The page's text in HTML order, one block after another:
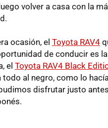
volver a casa con la
ocasión, el Toyota RAV4
de conducir es
el Toyota RAV4 Black
todo al negro, como lo
disfrutar justo